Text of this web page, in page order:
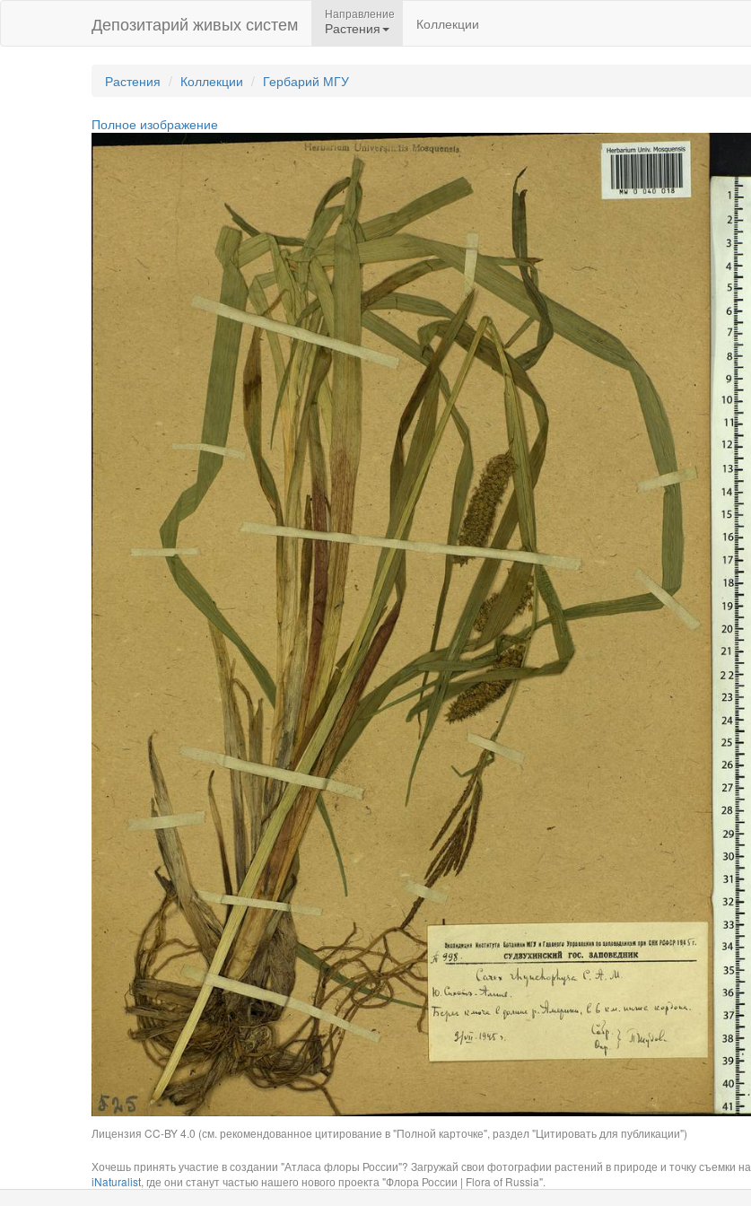
Депозитарий живых систем Направление
Растения Коллекции
Растения Коллекции Гербарий МГУ
Полное изображение
Лицензия CC-BY 4.0 (см. рекомендованное цитирование в "Полной карточке", раздел "Цитировать для публикации")
Хочешь принять участие в создании "Атласа флоры России"? Загружай свои фотографии растений в природе и точку съемки на
iNaturalist, где они станут частью нашего нового проекта "Флора России | Flora of Russia".